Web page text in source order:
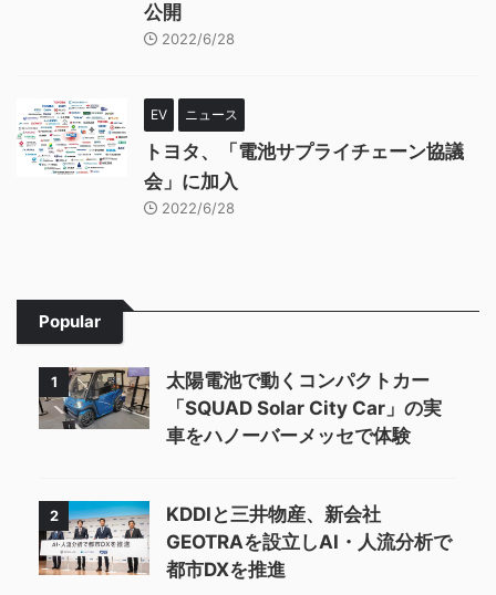
公開
2022/6/28
EV ニュース
トヨタ、「電池サプライチェーン協議
会」に加入
2022/6/28
Popular
1
太陽電池で動くコンパクトカー
「SQUAD Solar City Car」の実
車をハノーバーメッセで体験
2
KDDIと三井物産、新会社
GEOTRAを設立しAI・人流分析で
都市DXを推進